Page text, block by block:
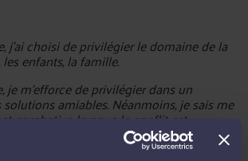
j'ai choisi de privilégier le domaine de la
enfants, la famille.
je m'efforce de privilégier dans un
amiables. Néanmoins, je sais me
combative lorsque le conflit est
situation de blocage menace de ralentir
normal d'une procédure.